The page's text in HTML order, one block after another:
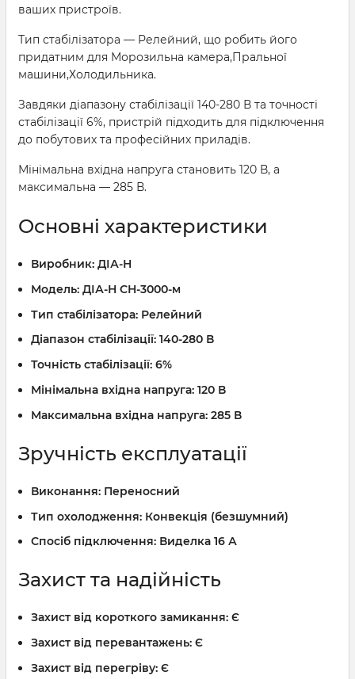
ваших пристроїв.
Тип стабілізатора — Релейний, що робить його
придатним для Морозильна камера,Пральної
машини,Холодильника.
Завдяки діапазону стабілізації 140-280 В та точності
стабілізації 6%, пристрій підходить для підключення
до побутових та професійних приладів.
Мінімальна вхідна напруга становить 120 В, а
максимальна — 285 В.
Основні характеристики
Виробник: ДІА-Н
Модель: ДІА-Н СН-3000-м
Тип стабілізатора: Релейний
Діапазон стабілізації: 140-280 В
Точність стабілізації: 6%
Мінімальна вхідна напруга: 120 В
Максимальна вхідна напруга: 285 В
Зручність експлуатації
Виконання: Переносний
Тип охолодження: Конвекція (безшумний)
Спосіб підключення: Виделка 16 А
Захист та надійність
Захист від короткого замикання: Є
Захист від перевантажень: Є
Захист від перегріву: Є